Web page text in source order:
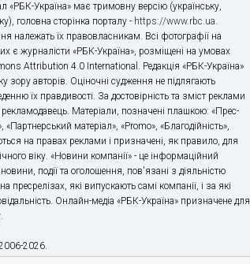
«РБК-Україна» має тримовну версію (українську,
головна сторінка порталу - https://www.rbc.ua.
належать їх правовласникам. Всі фотографії на
є журналісти «РБК-Україна», розміщені на умовах
Attribution 4.0 International. Редакція «РБК-Україна»
зору авторів. Оціночні судження не підлягають
їх правдивості. За достовірність та зміст реклами
рекламодавець. Матеріали, позначені плашкою: «Прес-
«Партнерський матеріал», «Promo», «Благодійність»,
на правах реклами і призначені, як правило, для
віку. «Новини компанії» - це інформаційний
події та оголошення, пов'язані з діяльністю
пресрелізах, які випускають самі компанії, і за які
Онлайн-медіа «РБК-Україна» призначене для
2026.